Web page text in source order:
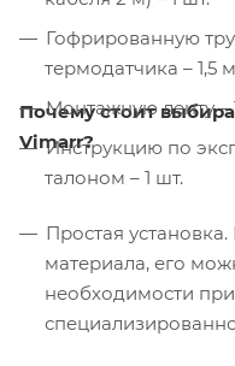
Гофрированную
термодатчика – 1,5
Монтажную ленту –
Инструкцию по
талоном – 1 шт.
Почему стоит
Vimarr?
Простая
материала, его
необходимости